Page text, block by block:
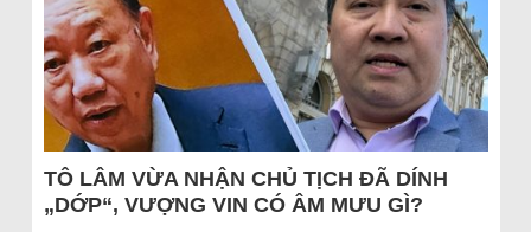
TÔ LÂM VỪA NHẬN CHỦ TỊCH ĐÃ DÍNH
„DỚP“, VƯỢNG VIN CÓ ÂM MƯU GÌ?